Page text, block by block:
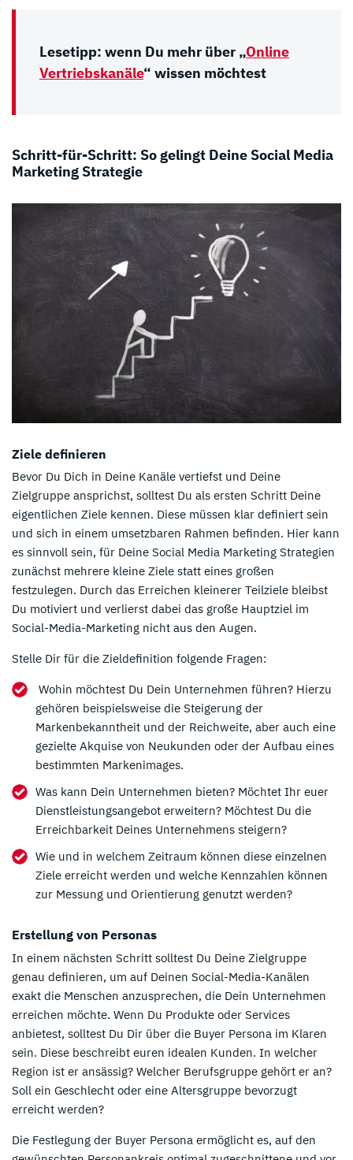
Lesetipp: wenn Du mehr über „Online
Vertriebskanäle“ wissen möchtest
Schritt-für-Schritt: So gelingt Deine Social Media
Marketing Strategie
Ziele definieren
Bevor Du Dich in Deine Kanäle vertiefst und Deine
Zielgruppe ansprichst, solltest Du als ersten Schritt Deine
eigentlichen Ziele kennen. Diese müssen klar definiert sein
und sich in einem umsetzbaren Rahmen befinden. Hier kann
es sinnvoll sein, für Deine Social Media Marketing Strategien
zunächst mehrere kleine Ziele statt eines großen
festzulegen. Durch das Erreichen kleinerer Teilziele bleibst
Du motiviert und verlierst dabei das große Hauptziel im
Social-Media-Marketing nicht aus den Augen.
Stelle Dir für die Zieldefinition folgende Fragen:
Wohin möchtest Du Dein Unternehmen führen? Hierzu
gehören beispielsweise die Steigerung der
Markenbekanntheit und der Reichweite, aber auch eine
gezielte Akquise von Neukunden oder der Aufbau eines
bestimmten Markenimages.
Was kann Dein Unternehmen bieten? Möchtet Ihr euer
Dienstleistungsangebot erweitern? Möchtest Du die
Erreichbarkeit Deines Unternehmens steigern?
Wie und in welchem Zeitraum können diese einzelnen
Ziele erreicht werden und welche Kennzahlen können
zur Messung und Orientierung genutzt werden?
Erstellung von Personas
In einem nächsten Schritt solltest Du Deine Zielgruppe
genau definieren, um auf Deinen Social-Media-Kanälen
exakt die Menschen anzusprechen, die Dein Unternehmen
erreichen möchte. Wenn Du Produkte oder Services
anbietest, solltest Du Dir über die Buyer Persona im Klaren
sein. Diese beschreibt euren idealen Kunden. In welcher
Region ist er ansässig? Welcher Berufsgruppe gehört er an?
Soll ein Geschlecht oder eine Altersgruppe bevorzugt
erreicht werden?
Die Festlegung der Buyer Persona ermöglicht es, auf den